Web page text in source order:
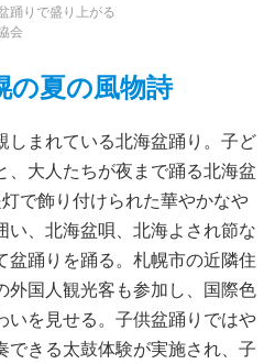
踊りで盛り上がる
会
の夏の風物詩
しまれている北海盆踊り。子ど
、大人たちが夜まで踊る北海盆
で飾り付けられた華やかなや
い、北海盆唄、北海よされ節な
盆踊りを踊る。札幌市の近隣住
外国人観光客も参加し、国際色
いを見せる。子供盆踊りではや
できる太鼓体験が実施され、子